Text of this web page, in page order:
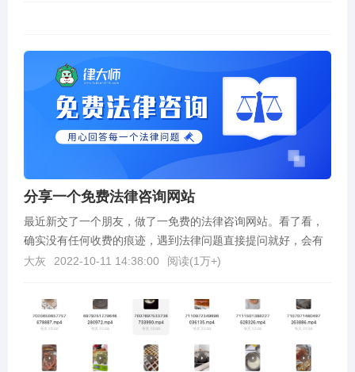
分享一个免费法律咨询网站
最近新交了一个朋友，做了一免费的法律咨询网站。看了看，
确实没有任何收费的痕迹，遇到法律问题直接提问就好，会有
专业的人进行回复。不管是遇到问题还是有疑问都可以去咨...
大灰 2022-10-11 14:38:00 阅读(1万+)